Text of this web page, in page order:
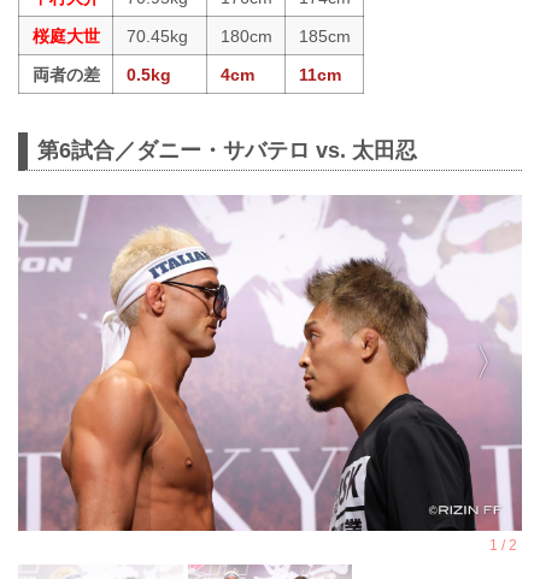
桜庭大世
70.45kg 180cm
185cm
両者の差
0.5kg 4cm 11cm
第6試合／ダニー・サバテロ vs. 太田忍